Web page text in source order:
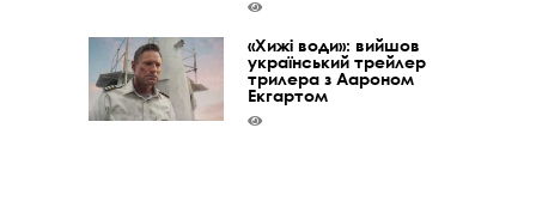
«Хижі води»: вийшов
український трейлер
трилера з Аароном
Екгартом